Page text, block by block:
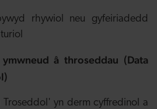
rhywiol neu gyfeiriadedd
â throseddau (Data
Troseddol' yn derm cyffredinol a